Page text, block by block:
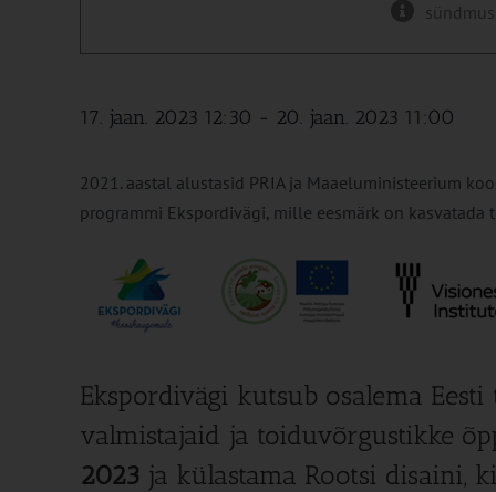
17. jaan. 2023 12:30 - 20. jaan. 2023 11:00
2021. aastal alustasid PRIA ja Maaeluministeerium
programmi Ekspordivägi, mille eesmärk on
Ekspordivägi kutsub osalema
valmistajaid ja toiduvõrgustikke
2023 ja külastama Rootsi disaini,